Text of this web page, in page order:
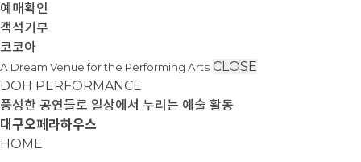
예매확인
객석기부
코코아
A Dream Venue for the Performing Arts CLOSE
DOH PERFORMANCE
풍성한 공연들로 일상에서 누리는 예술 활동
대구오페라하우스
HOME